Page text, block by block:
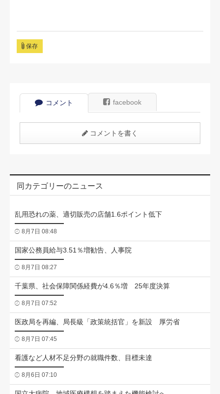
保存
コメント facebook
コメントを書く
同カテゴリーのニュース
乱用恐れの薬、適切販売の店舗1.6ポイント低下
8月7日 08:48
国家公務員給与3.51％増勧告、人事院
8月7日 08:27
千葉県、社会保障関係経費が4.6％増 25年度決算
8月7日 07:52
医政局を再編、局長級「政策統括官」を新設 厚労省
8月7日 07:45
看護など人材不足分野の就職件数、目標未達
8月6日 07:10